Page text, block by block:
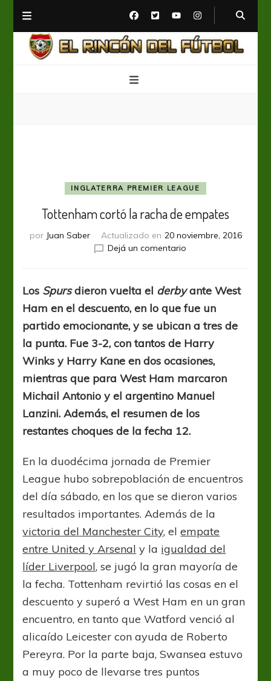
INGLATERRA PREMIER LEAGUE
Tottenham cortó la racha de empates
por Juan Saber Actualizado en 20 noviembre, 2016
Dejá un comentarioen
racha
de
empates
Los Spursdieron vuelta el derbyante West
Ham en el descuento, en lo que fue un
partido emocionante, y se ubican a tres de
la punta. Fue 3-2, con tantos de Harry
Winks y Harry Kane en dos ocasiones,
mientras que para West Ham marcaron
Michail Antonio y el argentino Manuel
Lanzini. Además, el resumen de los
restantes choques de la fecha 12.
En la duodécima jornada de Premier
League hubo sobrepoblación de encuentros
del día sábado, en los que se dieron varios
resultados importantes. Además de la
victoria del Manchester City, elempate
entre United y Arsenal y la igualdad del
líder Liverpool, se jugó la gran mayoría de
la fecha. Tottenham revirtió las cosas en el
descuento y superó a West Ham en un gran
encuentro, en tanto que Watford venció al
alicaído Leicester con ayuda de Roberto
Pereyra. Por la parte baja, Swansea estuvo
a muy poco de llevarse tres puntos